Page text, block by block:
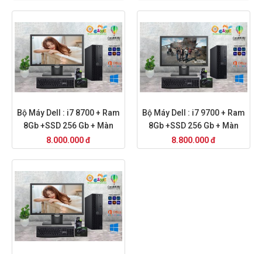
Bộ Máy Dell : i7 8700 + Ram
8Gb +SSD 256 Gb + Màn
Hình 20
8.000.000 đ
Bộ Máy Dell : i7 9700 + Ram
8Gb +SSD 256 Gb + Màn
Hình 20
8.800.000 đ